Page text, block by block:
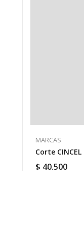
MARCAS
Corte CINCEL
$ 40.500